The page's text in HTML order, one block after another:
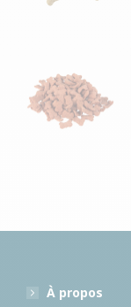
À propos